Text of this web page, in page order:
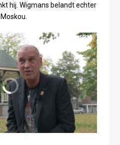
hij. Wigmans belandt echter